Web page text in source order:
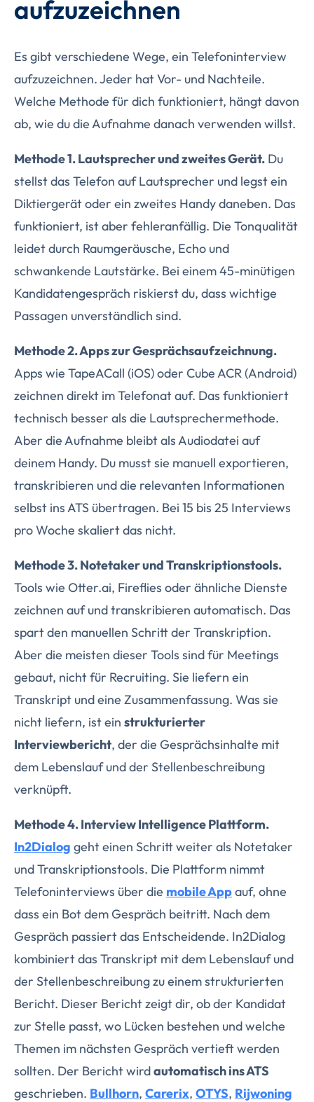
aufzuzeichnen
Es gibt verschiedene Wege, ein Telefoninterview
aufzuzeichnen. Jeder hat Vor- und Nachteile.
Welche Methode für dich funktioniert, hängt davon
ab, wie du die Aufnahme danach verwenden willst.
Methode 1. Lautsprecher und zweites Gerät. Du
stellst das Telefon auf Lautsprecher und legst ein
Diktiergerät oder ein zweites Handy daneben. Das
funktioniert, ist aber fehleranfällig. Die Tonqualität
leidet durch Raumgeräusche, Echo und
schwankende Lautstärke. Bei einem 45-minütigen
Kandidatengespräch riskierst du, dass wichtige
Passagen unverständlich sind.
Methode 2. Apps zur Gesprächsaufzeichnung.
Apps wie TapeACall (iOS) oder Cube ACR (Android)
zeichnen direkt im Telefonat auf. Das funktioniert
technisch besser als die Lautsprechermethode.
Aber die Aufnahme bleibt als Audiodatei auf
deinem Handy. Du musst sie manuell exportieren,
transkribieren und die relevanten Informationen
selbst ins ATS übertragen. Bei 15 bis 25 Interviews
pro Woche skaliert das nicht.
Methode 3. Notetaker und Transkriptionstools.
Tools wie Otter.ai, Fireflies oder ähnliche Dienste
zeichnen auf und transkribieren automatisch. Das
spart den manuellen Schritt der Transkription.
Aber die meisten dieser Tools sind für Meetings
gebaut, nicht für Recruiting. Sie liefern ein
Transkript und eine Zusammenfassung. Was sie
nicht liefern, ist ein strukturierter
Interviewbericht, der die Gesprächsinhalte mit
dem Lebenslauf und der Stellenbeschreibung
verknüpft.
Methode 4. Interview Intelligence Plattform.
In2Dialog geht einen Schritt weiter als Notetaker
und Transkriptionstools. Die Plattform nimmt
Telefoninterviews über die mobile Appauf, ohne
dass ein Bot dem Gespräch beitritt. Nach dem
Gespräch passiert das Entscheidende. In2Dialog
kombiniert das Transkript mit dem Lebenslauf und
der Stellenbeschreibung zu einem strukturierten
Bericht. Dieser Bericht zeigt dir, ob der Kandidat
zur Stelle passt, wo Lücken bestehen und welche
Themen im nächsten Gespräch vertieft werden
sollten. Der Bericht wirdautomatisch ins ATS
geschrieben. Bullhorn, Carerix, OTYS, Rijwoning